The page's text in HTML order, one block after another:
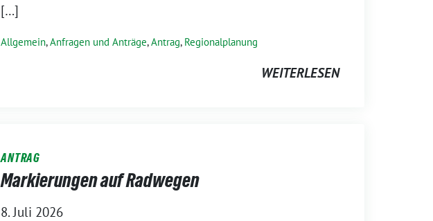
[…]
Allgemein,Anfragen und Anträge,Antrag, Regionalplanung
WEITERLESEN
ANTRAG
Markierungen auf Radwegen
8. Juli 2026